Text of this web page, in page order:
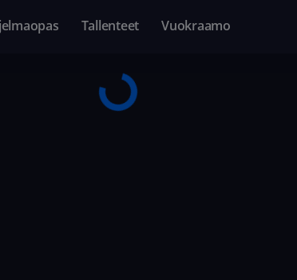
Tallenteet Vuokraamo